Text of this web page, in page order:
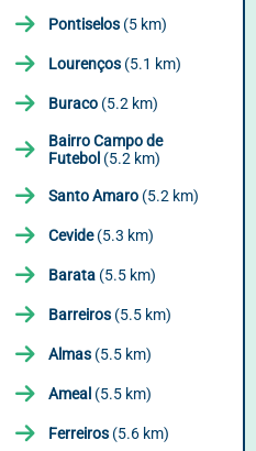
Pontiselos (5 km)
Lourenços (5.1 km)
Buraco (5.2 km)
Bairro Campo de
Futebol (5.2 km)
Santo Amaro (5.2 km)
Cevide(5.3 km)
Barata (5.5 km)
Barreiros (5.5 km)
Almas (5.5 km)
Ameal (5.5 km)
Ferreiros (5.6 km)